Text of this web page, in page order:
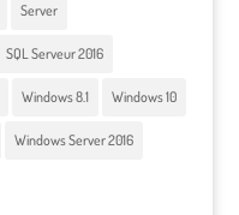
Server
SQL Serveur 2016
Windows 8.1 Windows 10
Windows Server 2016